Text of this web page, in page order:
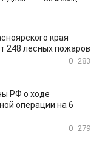
края
248 лесных пожаров
0 283
РФ о ходе
операции на 6
0 279